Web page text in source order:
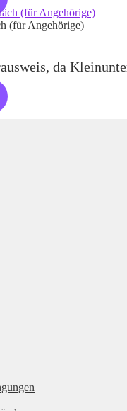
(für Angehörige)
da